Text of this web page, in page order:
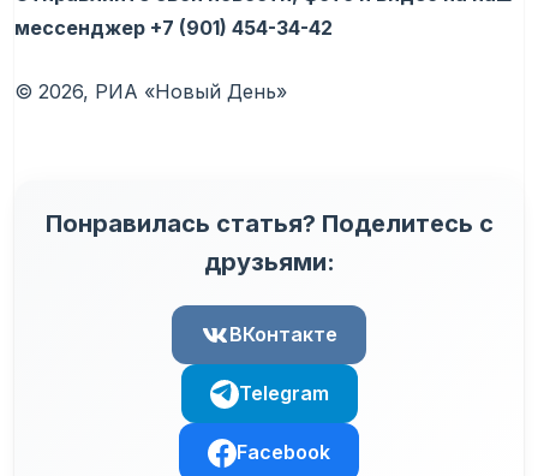
мессенджер +7 (901) 454-34-42
© 2026, РИА «Новый День»
Понравилась статья? Поделитесь с
друзьями:
ВКонтакте
Telegram
Facebook